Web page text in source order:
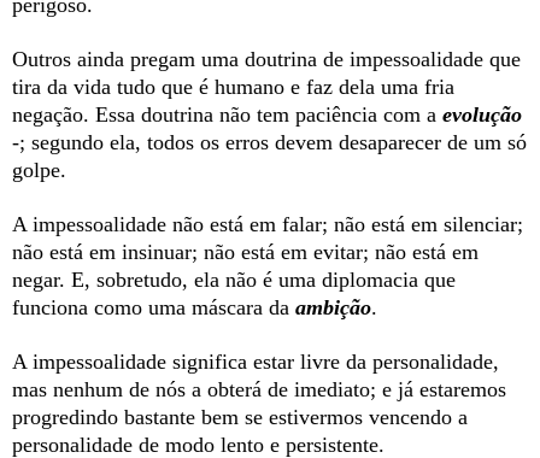
Outros ainda pregam uma doutrina de impessoalidade que
tira da vida tudo que é humano e faz dela uma fria
negação. Essa doutrina não tem paciência com a evolução
-; segundo ela, todos os erros devem desaparecer de um só
golpe.
A impessoalidade não está em falar; não está em silenciar;
não está em insinuar; não está em evitar; não está em
negar. E, sobretudo, ela não é uma diplomacia que
funciona como uma máscara da ambição.
A impessoalidade significa estar livre da personalidade,
mas nenhum de nós a obterá de imediato; e já estaremos
progredindo bastante bem se estivermos vencendo a
personalidade de modo lento e persistente.